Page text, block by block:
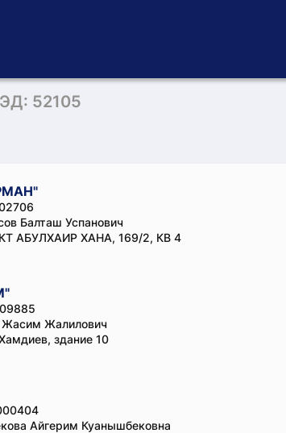
52105
Балташ Успанович
АБУЛХАИР ХАНА, 169/2, КВ 4
Жасим Жалилович
здание 10
Айгерим Куанышбековна